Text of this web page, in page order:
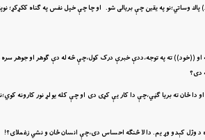
وساتي؛نو په يقين چې بريالى شو. او چا چې خپل نفس په ګناه ككړكړ؛ نوپه
او ((خود)) ته په توجه،ددې خبرې درک کول،چې څه له دې ګوهر او جوهر
دى؟
ځان ته بريا ګڼي،چې دا کار يې کړى دى او چې کله يو لړ نور کارونه
وژل کېدو وړ يم. دا لا څنګه احساس دى،چې انسان ځان و نشي زغملاى؟!